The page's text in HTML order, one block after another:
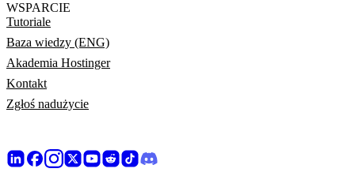
WSPARCIE
Tutoriale
Baza wiedzy (ENG)
Akademia Hostinger
Kontakt
Zgłoś nadużycie